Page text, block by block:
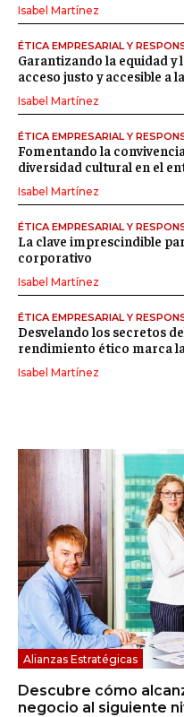
Alianzas Estratégicas
Descubre cómo
negocio al siguiente
Isabel Martínez
ÉTICA EMPRESARIAL Y
Garantizando la equidad y
acceso justo y accesible a
Isabel Martínez
ÉTICA EMPRESARIAL Y
Fomentando la
diversidad cultural en el
Isabel Martínez
ÉTICA EMPRESARIAL Y
La clave imprescindible
corporativo
Isabel Martínez
ÉTICA EMPRESARIAL Y
Desvelando los secretos
rendimiento ético marca
Isabel Martínez